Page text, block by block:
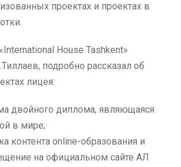
проектах и проектах в
House Tashkent»
подробно рассказал об
лицея:
двойного диплома, являющаяся
в мире;
контента online-образования и
на официальном сайте АЛ